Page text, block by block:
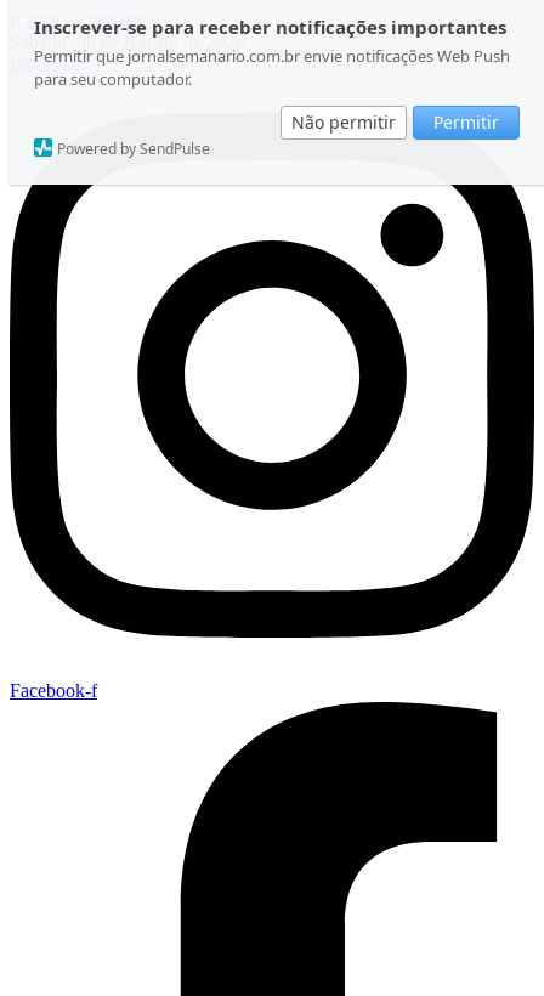
Inscrever-se para receber notificações importantes
Permitir que jornalsemanario.com.br envie notificações Web Push
para seu computador.
Não permitir Permitir
Powered by SendPulse
Ir para o conteúdo
Sábado, 08 de Agosto de 2026
Instagram
Facebook-f